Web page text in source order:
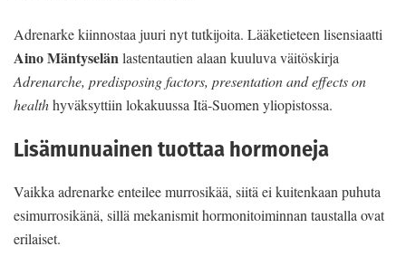
Adrenarke kiinnostaa juuri nyt tutkijoita. Lääketieteen lisensiaatti
Aino Mäntyselänlastentautien alaan kuuluva väitöskirja
Adrenarche, predisposing factors, presentation and effects on
healthhyväksyttiin lokakuussa Itä-Suomen yliopistossa.
Lisämunuainen tuottaa hormoneja
Vaikka adrenarke enteilee murrosikää, siitä ei kuitenkaan puhuta
esimurrosikänä, sillä mekanismit hormonitoiminnan taustalla ovat
erilaiset.